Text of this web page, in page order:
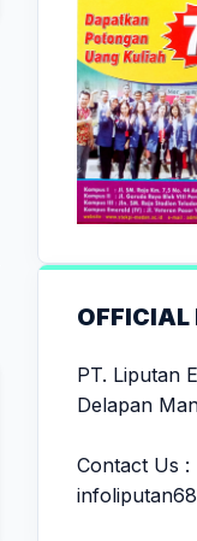
PT. Liputan
Delapan
Contact Us :